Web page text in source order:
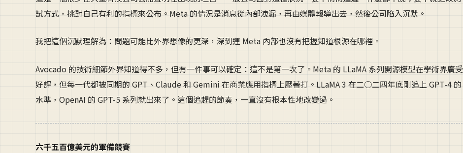
試方式，挑對自己有利的指標來公布。Meta 的情況是消息從內部洩漏，再由媒體報導出去，然後公司陷入沉默。
我把這個沉默理解為：問題可能比外界想像的更深，深到連 Meta 內部也沒有把握知道根源在哪裡。
Avocado 的技術細節外界知道得不多，但有一件事可以確定：這不是第一次了。Meta 的 LLaMA 系列開源模型在學術界廣受
好評，但每一代都被同期的 GPT、Claude 和 Gemini 在商業應用指標上壓著打。LLaMA 3 在二○二四年底剛追上 GPT-4 的
水準，OpenAI 的 GPT-5 系列就出來了。這個追趕的節奏，一直沒有根本性地改變過。
六千五百億美元的軍備競賽